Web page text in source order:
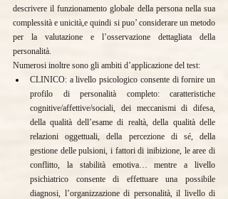
descrivere il funzionamento globale della persona nella sua
complessità e unicità,e quindi si puo’ considerare un metodo
per la valutazione e l’osservazione dettagliata della
personalità.
Numerosi inoltre sono gli ambiti d’applicazione del test:
CLINICO: a livello psicologico consente di fornire un
profilo di personalità completo: caratteristiche
cognitive/affettive/sociali, dei meccanismi di difesa,
della qualità dell’esame di realtà, della qualità delle
relazioni oggettuali, della percezione di sé, della
gestione delle pulsioni, i fattori di inibizione, le aree di
conflitto, la stabilità emotiva… mentre a livello
psichiatrico consente di effettuare una possibile
diagnosi, l’organizzazione di personalità, il livello di